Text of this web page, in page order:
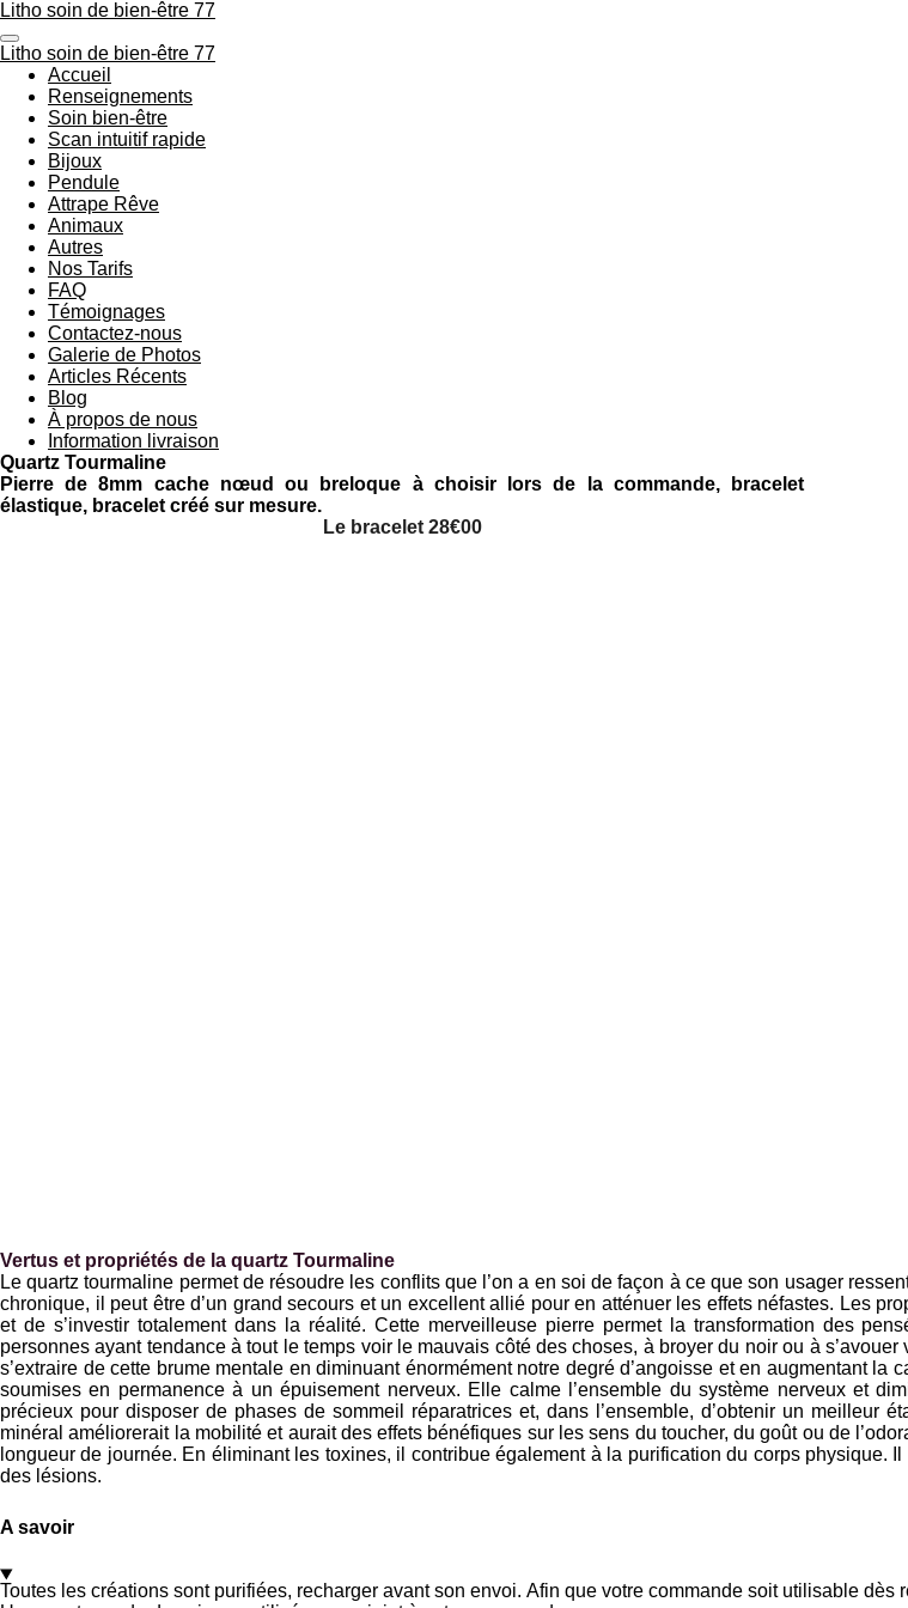
Passer
au
contenu
principal
Litho soin de bien-être 77
Litho soin de bien-être 77
Accueil
Renseignements
Soin bien-être
Scan intuitif rapide
Bijoux
Pendule
Attrape Rêve
Animaux
Autres
Nos Tarifs
FAQ
Témoignages
Contactez-nous
Galerie de Photos
Articles Récents
Blog
À propos de nous
Information livraison
Quartz Tourmaline
Pierre de 8mm cache nœud ou breloque à choisir lors de la commande, bracelet
élastique, bracelet créé sur mesure.
Le bracelet 28€00
Vertus et propriétés de la quartz Tourmaline
Le quartz tourmaline permet de résoudre les conflits que l’on a en soi de façon à ce que son usager
chronique, il peut être d’un grand secours et un excellent allié pour en atténuer les effets néfastes. Les
et de s’investir totalement dans la réalité. Cette merveilleuse pierre permet la transformation des
personnes ayant tendance à tout le temps voir le mauvais côté des choses, à broyer du noir ou à
s’extraire de cette brume mentale en diminuant énormément notre degré d’angoisse et en augmentant
soumises en permanence à un épuisement nerveux. Elle calme l’ensemble du système nerveux et
précieux pour disposer de phases de sommeil réparatrices et, dans l’ensemble, d’obtenir un
minéral améliorerait la mobilité et aurait des effets bénéfiques sur les sens du toucher, du goût ou de
longueur de journée. En éliminant les toxines, il contribue également à la purification du corps physique.
des lésions.
A savoir
Toutes les créations sont purifiées, recharger avant son envoi. Afin que votre commande soit utilisable dès